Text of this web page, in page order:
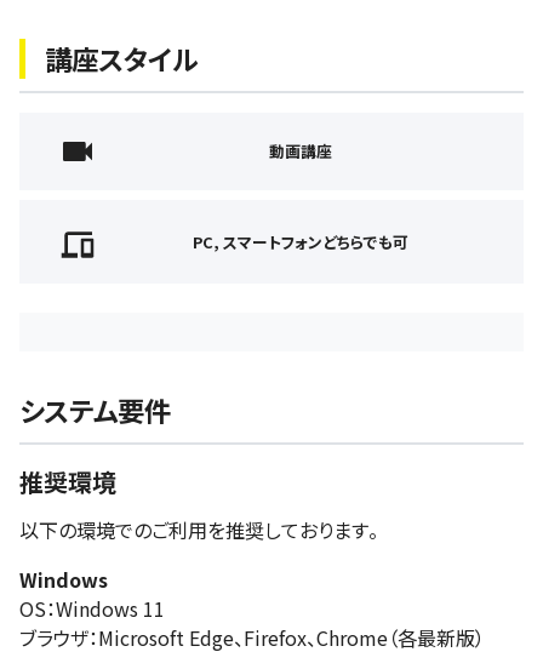
講座スタイル
動画講座
PC, スマートフォンどちらでも可
システム要件
推奨環境
以下の環境でのご利用を推奨しております。
Windows
OS：Windows 11
ブラウザ：Microsoft Edge、Firefox、Chrome（各最新版）